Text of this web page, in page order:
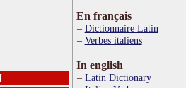
En français
Dictionnaire Latin
Verbes italiens
In english
Latin Dictionary